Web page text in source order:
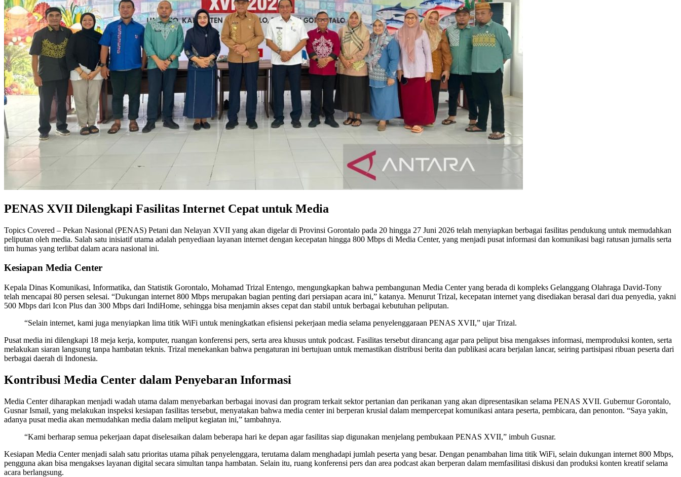
PENAS XVII Dilengkapi Fasilitas Internet Cepat untuk Media
Topics Covered – Pekan Nasional (PENAS) Petani dan Nelayan XVII yang akan digelar di Provinsi Gorontalo pada 20 hingga 27 Juni 2026 telah menyiapkan berbagai fasilitas pendukung untuk memudahkan
peliputan oleh media. Salah satu inisiatif utama adalah penyediaan layanan internet dengan kecepatan hingga 800 Mbps di Media Center, yang menjadi pusat informasi dan komunikasi bagi ratusan jurnalis serta
tim humas yang terlibat dalam acara nasional ini.
Kesiapan Media Center
Kepala Dinas Komunikasi, Informatika, dan Statistik Gorontalo, Mohamad Trizal Entengo, mengungkapkan bahwa pembangunan Media Center yang berada di kompleks Gelanggang Olahraga David-Tony
telah mencapai 80 persen selesai. “Dukungan internet 800 Mbps merupakan bagian penting dari persiapan acara ini,” katanya. Menurut Trizal, kecepatan internet yang disediakan berasal dari dua penyedia, yakni
500 Mbps dari Icon Plus dan 300 Mbps dari IndiHome, sehingga bisa menjamin akses cepat dan stabil untuk berbagai kebutuhan peliputan.
“Selain internet, kami juga menyiapkan lima titik WiFi untuk meningkatkan efisiensi pekerjaan media selama penyelenggaraan PENAS XVII,” ujar Trizal.
Pusat media ini dilengkapi 18 meja kerja, komputer, ruangan konferensi pers, serta area khusus untuk podcast. Fasilitas tersebut dirancang agar para peliput bisa mengakses informasi, memproduksi konten, serta
melakukan siaran langsung tanpa hambatan teknis. Trizal menekankan bahwa pengaturan ini bertujuan untuk memastikan distribusi berita dan publikasi acara berjalan lancar, seiring partisipasi ribuan peserta dari
berbagai daerah di Indonesia.
Kontribusi Media Center dalam Penyebaran Informasi
Media Center diharapkan menjadi wadah utama dalam menyebarkan berbagai inovasi dan program terkait sektor pertanian dan perikanan yang akan dipresentasikan selama PENAS XVII. Gubernur Gorontalo,
Gusnar Ismail, yang melakukan inspeksi kesiapan fasilitas tersebut, menyatakan bahwa media center ini berperan krusial dalam mempercepat komunikasi antara peserta, pembicara, dan penonton. “Saya yakin,
adanya pusat media akan memudahkan media dalam meliput kegiatan ini,” tambahnya.
“Kami berharap semua pekerjaan dapat diselesaikan dalam beberapa hari ke depan agar fasilitas siap digunakan menjelang pembukaan PENAS XVII,” imbuh Gusnar.
Kesiapan Media Center menjadi salah satu prioritas utama pihak penyelenggara, terutama dalam menghadapi jumlah peserta yang besar. Dengan penambahan lima titik WiFi, selain dukungan internet 800 Mbps,
pengguna akan bisa mengakses layanan digital secara simultan tanpa hambatan. Selain itu, ruang konferensi pers dan area podcast akan berperan dalam memfasilitasi diskusi dan produksi konten kreatif selama
acara berlangsung.